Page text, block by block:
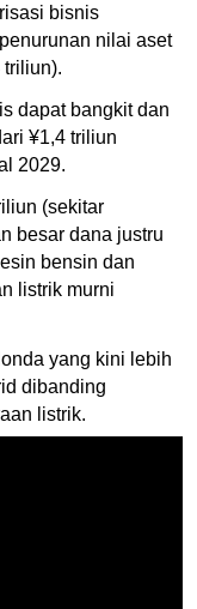
bisnis
nilai aset
dapat bangkit dan
¥1,4 triliun
2029.
(sekitar
besar dana justru
bensin dan
listrik murni
yang kini lebih
dibanding
listrik.